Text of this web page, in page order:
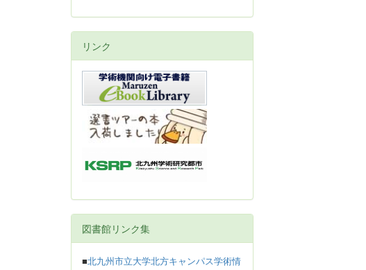
リンク
図書館リンク集
■北九州市立大学北方キャンパス学術情